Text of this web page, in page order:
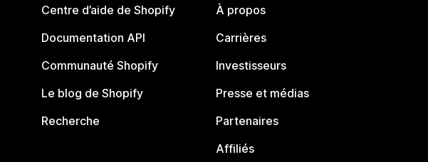
Centre d’aide de Shopify
Documentation API
Communauté Shopify
Le blog de Shopify
Recherche
À propos
Carrières
Investisseurs
Presse et médias
Partenaires
Affiliés